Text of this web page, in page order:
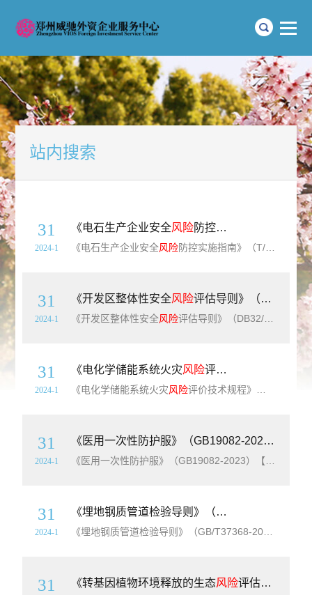
站内搜索
31
2024-1
《电石生产企业安全风险防控实施指南》（T/SCSWXHXPXH07-2023）【全文附高清PDF+Word版下载】
《电石生产企业安全风险防控实施指南》（T/SCSWXHXPXH07-2023）【全文附高清PDF+Word版下载】简介：本文件规定了四川省电石生产企业安全
31
2024-1
《开发区整体性安全风险评估导则》（DB32/T4586-2023）【江苏省地方标准】【全文附高清PDF+Word版下载】
《开发区整体性安全风险评估导则》（DB32/T4586-2023）【江苏省地方标准】【全文附高清无水印PDF+DOC/Word版下载】英文标题：Directives for comprehensive safety risk assessment of the development zone简介：本文件规定了开发区整
31
2024-1
《电化学储能系统火灾风险评价技术规程》（DB35/T2145-2023）【福建省地方标准】【全文附高清PDF+Word版下载】
《电化学储能系统火灾风险评价技术规程》（DB35/T2145-2023）【福建省地方标准】【全文附高清无水印PDF+DOC/Word版下载】英文标题：Code for fire risk evaluation of electrochemical energy storage system简介：本文件规定了锂离子电池等
31
2024-1
《医用一次性防护服》（GB19082-2023）【全文附高清PDF+Word版下载】
31
2024-1
《埋地钢质管道检验导则》（GB/T37368-2019）【全文附高清PDF+Word版下载】
31 《转基因植物环境释放的生态风险评估导则（试行）》（HJ1343-2023）【全文附高清无水印PDF版下载】